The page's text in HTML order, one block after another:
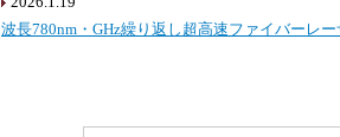
波長780nm・GHz繰り返し超高速ファイバーレー